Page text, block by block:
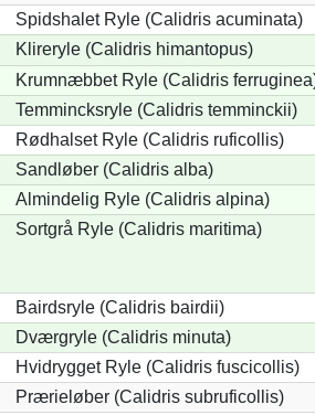
Spidshalet Ryle (Calidris acuminata)
Klireryle (Calidris himantopus)
Krumnæbbet Ryle (Calidris
Temmincksryle (Calidris temminckii)
Rødhalset Ryle (Calidris ruficollis)
Sandløber (Calidris alba)
Almindelig Ryle (Calidris alpina)
Sortgrå Ryle (Calidris maritima)
Bairdsryle (Calidris bairdii)
Dværgryle (Calidris minuta)
Hvidrygget Ryle (Calidris fuscicollis)
Prærieløber (Calidris subruficollis)